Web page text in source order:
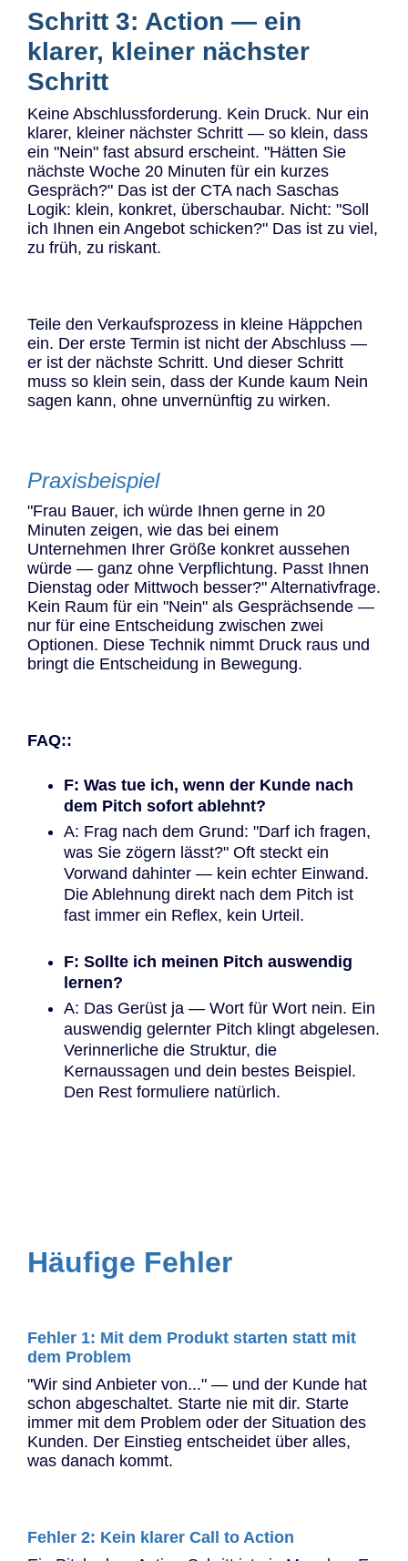
Schritt 3: Action — ein
klarer, kleiner nächster
Schritt
Keine Abschlussforderung. Kein Druck. Nur ein
klarer, kleiner nächster Schritt — so klein, dass
ein "Nein" fast absurd erscheint. "Hätten Sie
nächste Woche 20 Minuten für ein kurzes
Gespräch?" Das ist der CTA nach Saschas
Logik: klein, konkret, überschaubar. Nicht: "Soll
ich Ihnen ein Angebot schicken?" Das ist zu viel,
zu früh, zu riskant.
Teile den Verkaufsprozess in kleine Häppchen
ein. Der erste Termin ist nicht der Abschluss —
er ist der nächste Schritt. Und dieser Schritt
muss so klein sein, dass der Kunde kaum Nein
sagen kann, ohne unvernünftig zu wirken.
Praxisbeispiel
"Frau Bauer, ich würde Ihnen gerne in 20
Minuten zeigen, wie das bei einem
Unternehmen Ihrer Größe konkret aussehen
würde — ganz ohne Verpflichtung. Passt Ihnen
Dienstag oder Mittwoch besser?" Alternativfrage.
Kein Raum für ein "Nein" als Gesprächsende —
nur für eine Entscheidung zwischen zwei
Optionen. Diese Technik nimmt Druck raus und
bringt die Entscheidung in Bewegung.
FAQ::
F: Was tue ich, wenn der Kunde nach
dem Pitch sofort ablehnt?
A: Frag nach dem Grund: "Darf ich fragen,
was Sie zögern lässt?" Oft steckt ein
Vorwand dahinter — kein echter Einwand.
Die Ablehnung direkt nach dem Pitch ist
fast immer ein Reflex, kein Urteil.
F: Sollte ich meinen Pitch auswendig
lernen?
A: Das Gerüst ja — Wort für Wort nein. Ein
auswendig gelernter Pitch klingt abgelesen.
Verinnerliche die Struktur, die
Kernaussagen und dein bestes Beispiel.
Den Rest formuliere natürlich.
Häufige Fehler
Fehler 1: Mit dem Produkt starten statt mit
dem Problem
"Wir sind Anbieter von..." — und der Kunde hat
schon abgeschaltet. Starte nie mit dir. Starte
immer mit dem Problem oder der Situation des
Kunden. Der Einstieg entscheidet über alles,
was danach kommt.
Fehler 2: Kein klarer Call to Action